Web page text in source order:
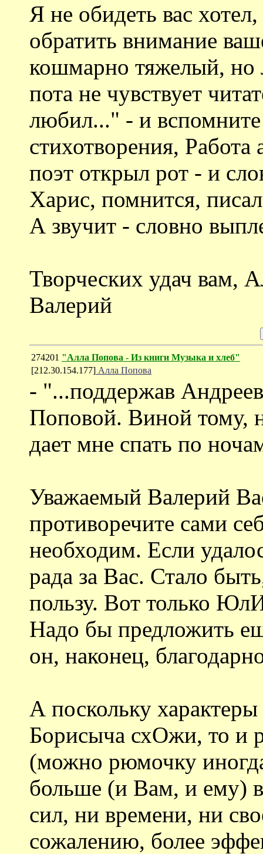
Я не обидеть вас
обратить внимание
кошмарно тяжелый, но
пота не чувствует
любил..." - и вспомните
стихотворения, Работа
поэт открыл рот - и
Харис, помнится,
А звучит - словно
Творческих удач вам,
Валерий
274201 "Алла Попова - Из книги Музыка и хлеб"
[212.30.154.177] Алла Попова
- "...поддержав
Поповой. Виной тому,
дает мне спать по
Уважаемый Валерий
противоречите сами
необходим. Если
рада за Вас. Стало
пользу. Вот только
Надо бы предложить
он, наконец,
А поскольку
Борисыча схОжи, то и
(можно рюмочку
больше (и Вам, и ему)
сил, ни времени, ни
сожалению, более